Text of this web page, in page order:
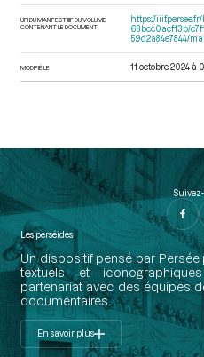
URI DU MANIFEST IIIF DU VOLUME
CONTENANT LE DOCUMENT
https://
68bcc0acf13b/
59d2a84e7844/
MODIFIÉ LE 11 octobre 2024 à
Les perséides
Un dispositif pensé par
textuels et
partenariat avec des équipes
documentaires.
En savoir plus